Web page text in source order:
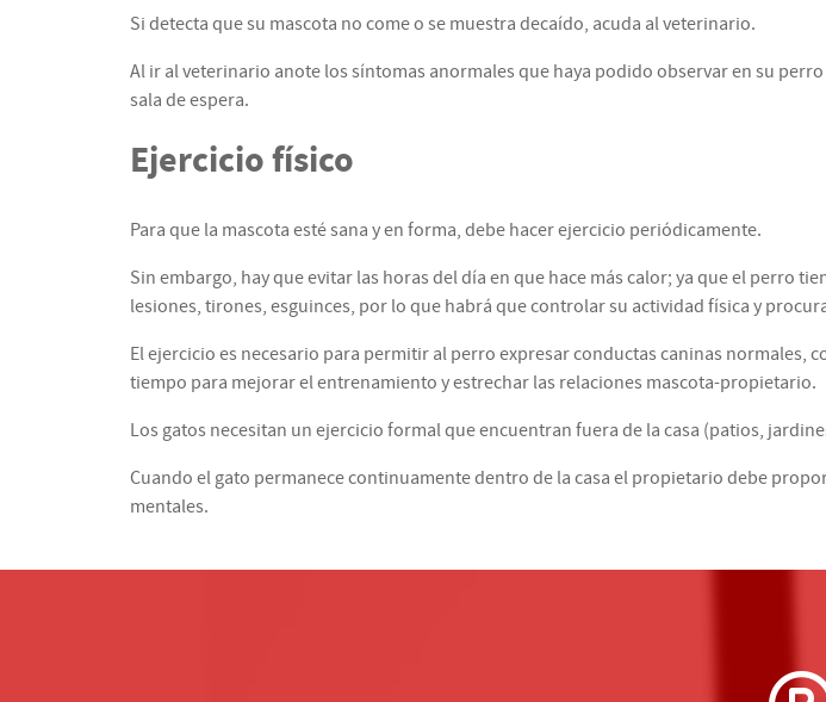
Si detecta que su mascota no come o se muestra decaído, acuda al veterinario.
Al ir al veterinario anote los síntomas anormales que haya podido observar en su
sala de espera.
Ejercicio físico
Para que la mascota esté sana y en forma, debe hacer ejercicio periódicamente.
Sin embargo, hay que evitar las horas del día en que hace más calor; ya que el perro
lesiones, tirones, esguinces, por lo que habrá que controlar su actividad física y
El ejercicio es necesario para permitir al perro expresar conductas caninas normales,
tiempo para mejorar el entrenamiento y estrechar las relaciones mascota-propietario.
Los gatos necesitan un ejercicio formal que encuentran fuera de la casa (patios,
Cuando el gato permanece continuamente dentro de la casa el propietario debe
mentales.